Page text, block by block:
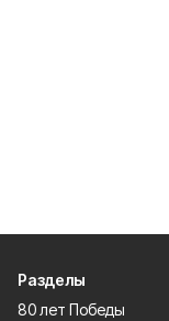
Разделы
80 лет Победы